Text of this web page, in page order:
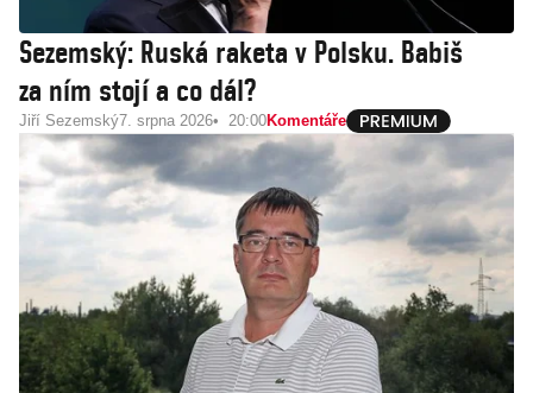
Sezemský: Ruská raketa v Polsku. Babiš
za ním stojí a co dál?
Jiří Sezemský7. srpna 2026 20:00Komentáře